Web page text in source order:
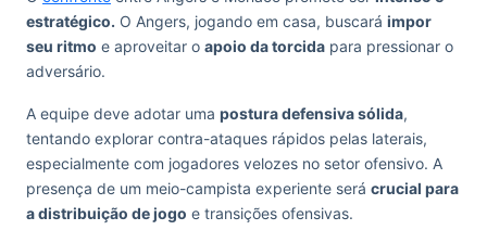
estratégico. O Angers, jogando em casa, buscará impor
seu ritmo e aproveitar o apoio da torcida para pressionar o
adversário.
A equipe deve adotar uma postura defensiva sólida,
tentando explorar contra-ataques rápidos pelas laterais,
especialmente com jogadores velozes no setor ofensivo. A
presença de um meio-campista experiente será crucial para
a distribuição de jogo e transições ofensivas.